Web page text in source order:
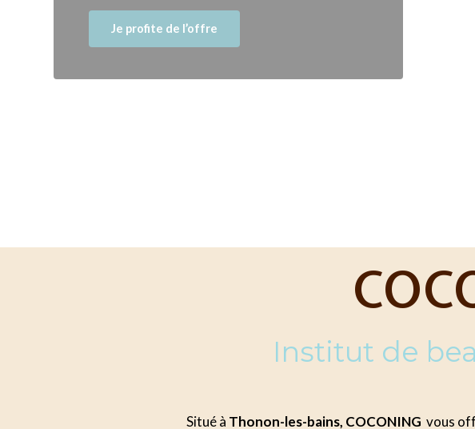
Je profite de l’offre
Institut de
Situé à Thonon-les-bains, COCONING vous